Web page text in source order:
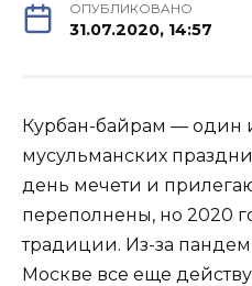
ОПУБЛИКОВАНО
31.07.2020, 14:57
Курбан-байрам — один
мусульманских
день мечети и
переполнены, но 2020
традиции. Из-за
Москве все еще